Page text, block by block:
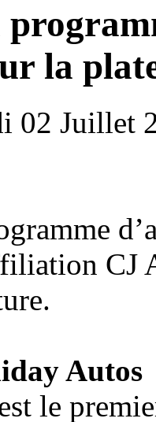
la
02 Juillet
CJ
Autos
le